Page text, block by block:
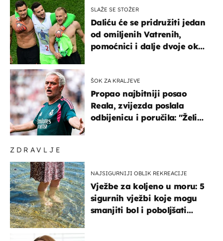
ZDRAVLJE
NAJSIGURNIJI OBLIK REKREACIJE
Vježbe za koljeno u moru: 5
sigurnih vježbi koje mogu
smanjiti bol i poboljšati
SLAŽE SE STOŽER
Daliću će se pridružiti jedan
od omiljenih Vatrenih,
pomoćnici i dalje dvoje oko
ŠOK ZA KRALJEVE
Propao najbitniji posao
Reala, zvijezda poslala
odbijenicu i poručila: "Želim